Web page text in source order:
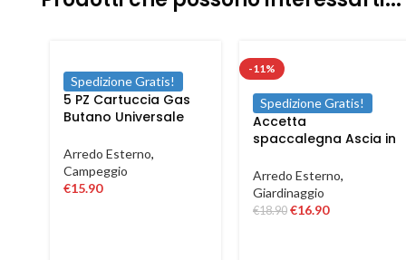
Spedizione Gratis!
5 PZ Cartuccia Gas
Butano Universale
cucina campeggio
190 gr
Arredo Esterno,
Campeggio
€15.90
-11%
Spedizione Gratis!
Accetta
spaccalegna Ascia in
fibra antiscivolo da
600 1500 gr
Arredo Esterno,
Giardinaggio
€18.90 €16.90